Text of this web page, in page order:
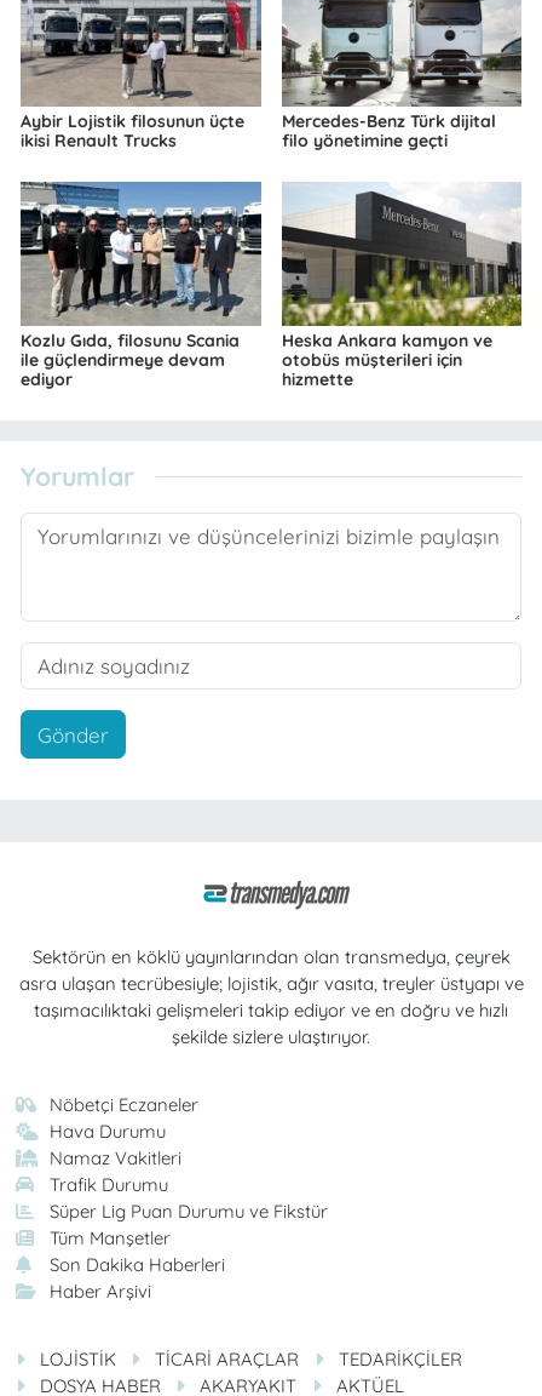
Aybir Lojistik filosunun üçte
ikisi Renault Trucks
Mercedes-Benz Türk dijital
filo yönetimine geçti
Kozlu Gıda, filosunu Scania
ile güçlendirmeye devam
ediyor
Heska Ankara kamyon ve
otobüs müşterileri için
hizmette
Yorumlar
Gönder
Sektörün en köklü yayınlarından olan transmedya, çeyrek
asra ulaşan tecrübesiyle; lojistik, ağır vasıta, treyler üstyapı ve
taşımacılıktaki gelişmeleri takip ediyor ve en doğru ve hızlı
şekilde sizlere ulaştırıyor.
Nöbetçi Eczaneler
Hava Durumu
Namaz Vakitleri
Trafik Durumu
Süper Lig Puan Durumu ve Fikstür
Tüm Manşetler
Son Dakika Haberleri
Haber Arşivi
LOJİSTİK TİCARİ ARAÇLAR
TEDARİKÇİLER
DOSYA HABER
AKARYAKIT AKTÜEL